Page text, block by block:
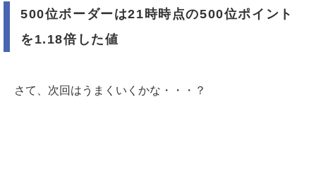
500位ボーダーは21時時点の500位ポイント
を1.18倍した値
さて、次回はうまくいくかな・・・？